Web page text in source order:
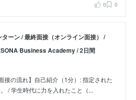
0 0
ターン / 最終面接（オンライン面接） /
Business Academy / 2日間
接の流れ】自己紹介（1分）: 指定された
/ 学生時代に力を入れたこと（...